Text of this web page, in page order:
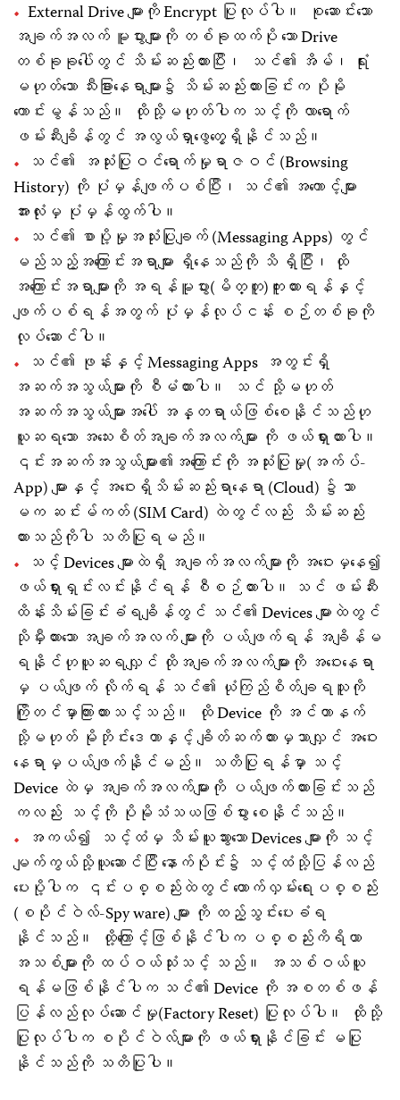
External Drive များကို Encrypt ပြုလုပ်ပါ။ စုဆောင်းသော
အချက်အလက် မူပွားများကို တစ်ခုထက်ပို သော Drive
တစ်ခုခုပေါ်တွင် သိမ်းဆည်းထားပြီး၊ သင်၏ အိမ်၊ ရုံး
မဟုတ်သော သီးခြားနေရာများ၌ သိမ်းဆည်းထားခြင်းက ပိုမို
ကောင်းမွန်သည်။ ထိုသို့မဟုတ်ပါက သင့်ကို လာရောက်
ဖမ်းဆီးချိန်တွင် အလွယ်ရှာဖွေတွေ့ရှိနိုင်သည်။
သင်၏ အသုံးပြုဝင်ရောက်မှုရာဇဝင် (Browsing
History) ကို ပုံမှန်ဖျက်ပစ်ပြီး၊ သင်၏ အကောင့်များ
အားလုံးမှ ပုံမှန်ထွက်ပါ။
သင်၏ စာပို့မှုအသုံးပြုချက် (Messaging Apps) တွင်
မည်သည့်အကြောင်းအရာများ ရှိနေသည်ကို သိ ရှိပြီး၊ ထို
အကြောင်းအရာများကို အရန်မူပွား(မိတ္တူ)ကူးထားရန်နှင့်
ဖျက်ပစ်ရန်အတွက် ပုံမှန်လုပ်ငန်း စဉ်တစ်ခုကို
လုပ်ဆောင်ပါ။
သင်၏ ဖုန်းနှင့် Messaging Apps အတွင်းရှိှ
အဆက်အသွယ်များကို စီမံထားပါ။ သင် သို့မဟုတ်
အဆက်အသွယ်များအပေါ် အန္တရာယ်ဖြစ်စေနိုင်သည်ဟု
ယူဆရသော အသေးစိတ်အချက်အလက်များ ကို ဖယ်ရှားထားပါ။
၎င်းအဆက်အသွယ်များ၏အကြောင်းကို အသုံးပြုမှု(အက်ပ်-
App) များနှင့် အဝေးရှိသိမ်းဆည်းရာနေရာ (Cloud) ၌သာ
မက ဆင်းမ်ကတ် (SIM Card) ထဲတွင်လည်း သိမ်းဆည်း
ထားသည်ကိုပါ သတိပြုရမည်။
သင့် Devices များထဲရှိ အချက်အလက်များကို အဝေးမှနေ၍
ဖယ်ရှားရှင်းလင်းနိုင်ရန် စီစဉ်ထားပါ။ သင် ဖမ်းဆီး
ထိန်းသိမ်းခြင်းခံရချိန်တွင် သင်၏ Devices များထဲတွင်
သိုမှီးထားသော အချက်အလက် များကို ပယ်ဖျက်ရန် အချိန်မ
ရနိုင်ဟုယူဆရလျှင် ထိုအချက်အလက်များကို အဝေးနေရာ
မှ ပယ်ဖျက် လိုက်ရန် သင်၏ ယုံကြည်စိတ်ချရသူကို
ကြိုတင်မှာကြားထားသင့်သည်။ ထို Device ကို အင်တာနက်
သို့မဟုတ် မိုဘိုင်းဒေတာနှင့် ချိတ်ဆက်ထားမှသာလျှင် အဝေး
နေရာမှပယ်ဖျက်နိုင်မည်။ သတိပြုရန်မှာ သင့်
Device ထဲမှ အချက်အလက်များကို ပယ်ဖျက်ထားခြင်းသည်
ကလည်း သင့်ကို ပိုမိုသံသယဖြစ်ပွား စေနိုင်သည်။
အကယ်၍ သင့်ထံမှ သိမ်းယူသွားသော Devices များကို သင့်
မျက်ကွယ်သို့ယူဆောင်ပြီး နောက်ပိုင်း၌ သင့်ထံသို့ပြန်လည်
ပေးပို့ပါက ၎င်းပစ္စည်းထဲတွင် ထောက်လှမ်းရေးပစ္စည်း
(စပိုင်ဝဲလ်-Spy ware) များ ကို ထည့်သွင်းပေးခံရ
နိုင်သည်။ ထို့ကြောင့်ဖြစ်နိုင်ပါက ပစ္စည်းကိရိယာ
အသစ်များကို ထပ်ဝယ်သုံးသင့် သည်။ အသစ်ဝယ်ယူ
ရန်မဖြစ်နိုင်ပါက သင်၏ Device ကို အစတစ်ဖန်
ပြန်လည်လုပ်ဆောင်မှု(Factory Reset) ပြုလုပ်ပါ။ ထိုသို့
ပြုလုပ်ပါက စပိုင်ဝဲလ်များကို ဖယ်ရှားနိုင်ခြင်း မပြု
နိုင်သည်ကို သတိပြုပါ။